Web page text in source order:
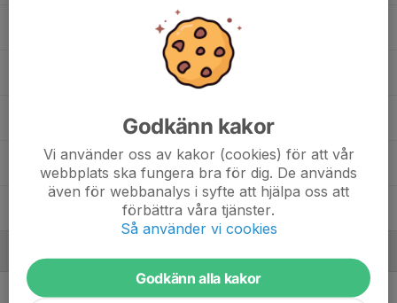
Oskar Edman
Oskar Persson
Ledare
Christoffer JansonTränare
Godkänn kakor
Vi använder oss av kakor (cookies) för att vår
webbplats ska fungera bra för dig. De används
även för webbanalys i syfte att hjälpa oss att
förbättra våra tjänster.
Så använder vi cookies
Godkänn alla kakor